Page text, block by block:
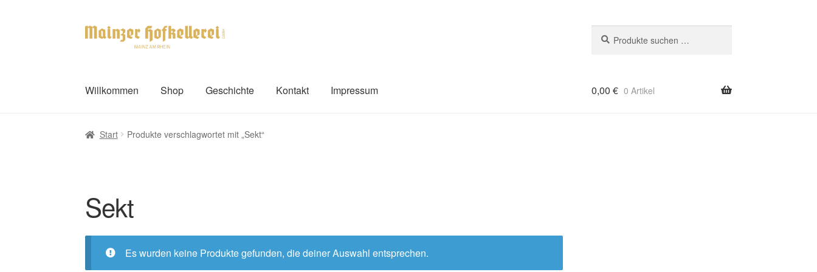
Zur
Zum
nach:
Willkommen Shop Geschichte Kontakt Impressum 0,00 € 0 Artikel
Start Produkte verschlagwortet mit „Sekt“
Sekt
Es wurden keine Produkte gefunden, die deiner Auswahl entsprechen.